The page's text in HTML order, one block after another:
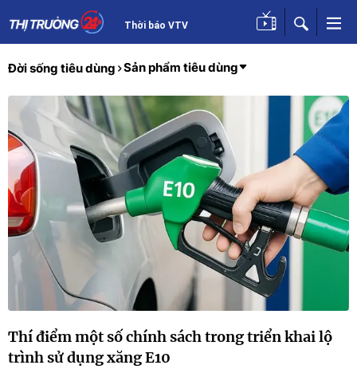
Thời báo VTV
Đời sống tiêu dùng Sản phẩm tiêu dùng
Thí điểm một số chính sách trong triển khai lộ
trình sử dụng xăng E10